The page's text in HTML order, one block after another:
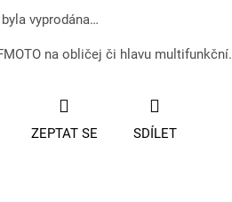
vyprodána…
na obličej či hlavu multifunkční.
ZEPTAT SE SDÍLET